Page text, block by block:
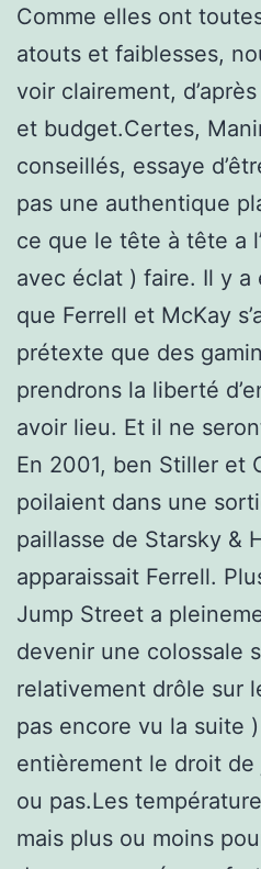
Comme elles ont
atouts et faiblesses,
voir clairement,
et budget.Certes,
conseillés, essaye
pas une authentique
ce que le tête à tête a
avec éclat ) faire. Il y
que Ferrell et McKay
prétexte que des
prendrons la liberté
avoir lieu. Et il ne
En 2001, ben Stiller et
poilaient dans une
paillasse de Starsky &
apparaissait Ferrell.
Jump Street a
devenir une colossale
relativement drôle sur
pas encore vu la suite
entièrement le droit
ou pas.Les
mais plus ou moins